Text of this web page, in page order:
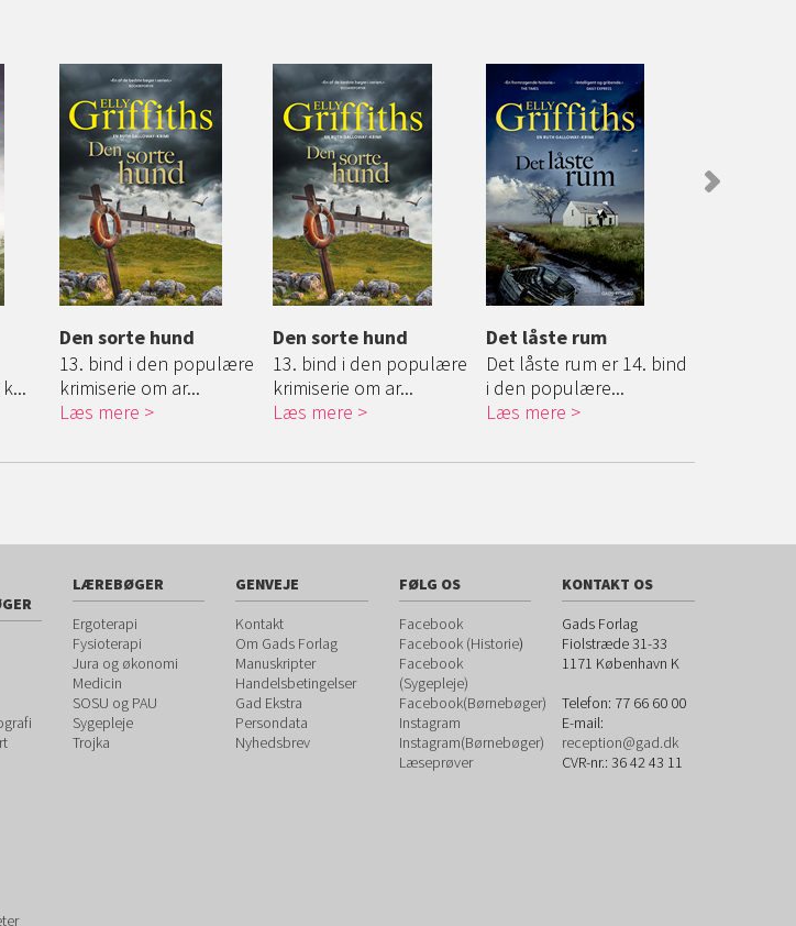
Den sorte hund
13. bind i den populære
krimiserie om ar...
Læs mere
Den sorte hund
13. bind i den populære
krimiserie om ar...
Læs mere
Det låste rum
Det låste rum er 14. bind
i den populære...
Læs mere
LÆREBØGER
Ergoterapi
Fysioterapi
Jura og økonomi
Medicin
SOSU og PAU
Sygepleje
Trojka
GENVEJE
Kontakt
Om Gads Forlag
Manuskripter
Handelsbetingelser
Gad Ekstra
Persondata
Nyhedsbrev
FØLG OS
Facebook
Facebook (Historie)
Facebook
(Sygepleje)
Facebook(Børnebøger)
Instagram
Instagram(Børnebøger)
Læseprøver
KONTAKT OS
Gads Forlag
Fiolstræde 31-33
1171 København K
Telefon: 77 66 60 00
E-mail:
reception@gad.dk
CVR-nr.: 36 42 43 11